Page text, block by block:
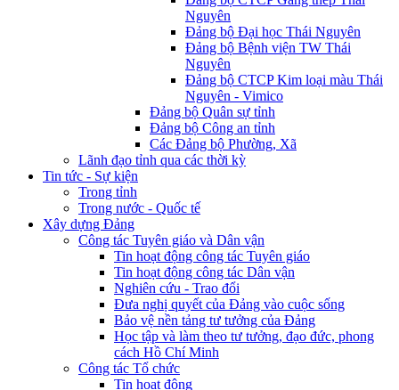
Nguyên
Đảng bộ Đại học Thái Nguyên
Đảng bộ Bệnh viện TW Thái
Nguyên
Đảng bộ CTCP Kim loại màu Thái
Nguyên - Vimico
Đảng bộ Quân sự tỉnh
Đảng bộ Công an tỉnh
Các Đảng bộ Phường, Xã
Lãnh đạo tỉnh qua các thời kỳ
Tin tức - Sự kiện
Trong tỉnh
Trong nước - Quốc tế
Xây dựng Đảng
Công tác Tuyên giáo và Dân vận
Tin hoạt động công tác Tuyên giáo
Tin hoạt động công tác Dân vận
Nghiên cứu - Trao đổi
Đưa nghị quyết của Đảng vào cuộc sống
Bảo vệ nền tảng tư tưởng của Đảng
Học tập và làm theo tư tưởng, đạo đức, phong
cách Hồ Chí Minh
Công tác Tổ chức
Tin hoạt động